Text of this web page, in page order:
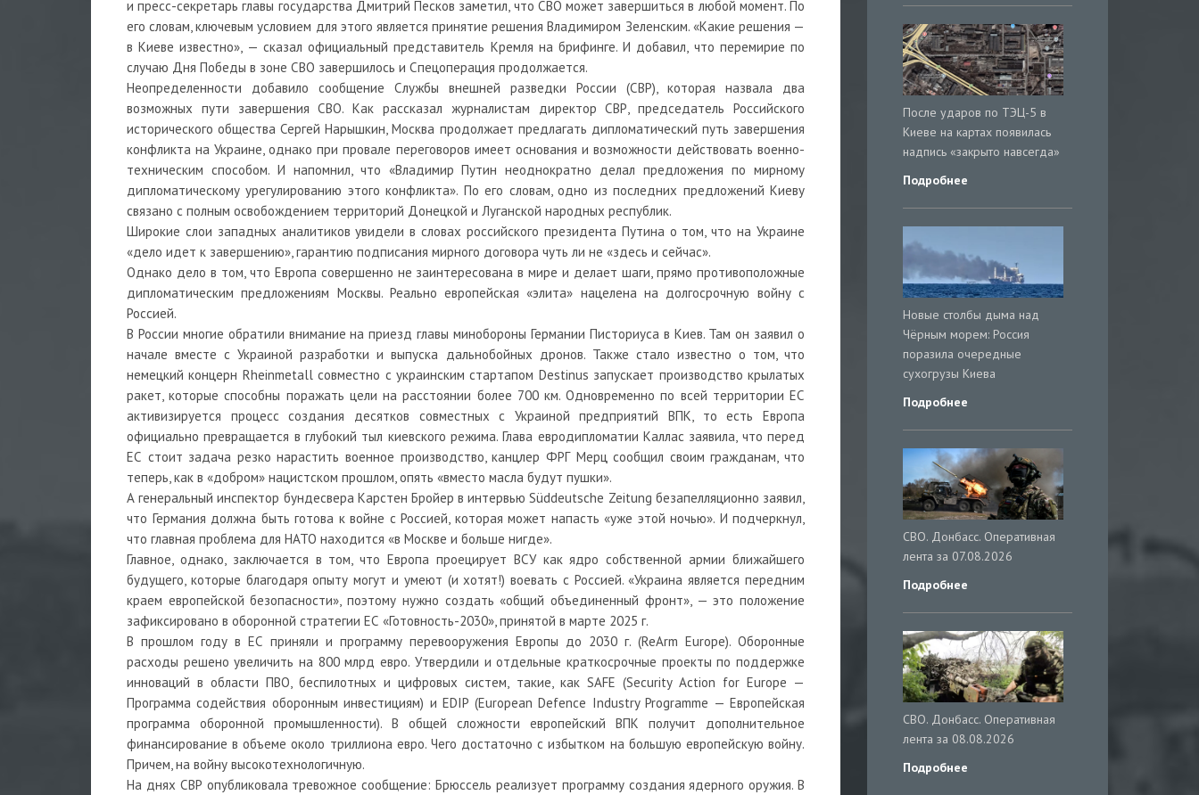
и пресс-секретарь главы государства Дмитрий Песков заметил, что СВО может завершиться в любой момент. По
его словам, ключевым условием для этого является принятие решения Владимиром Зеленским. «Какие решения —
в Киеве известно», — сказал официальный представитель Кремля на брифинге. И добавил, что перемирие по
случаю Дня Победы в зоне СВО завершилось и Спецоперация продолжается.
Неопределенности добавило сообщение Службы внешней разведки России (СВР), которая назвала два
возможных пути завершения СВО. Как рассказал журналистам директор СВР, председатель Российского
исторического общества Сергей Нарышкин, Москва продолжает предлагать дипломатический путь завершения
конфликта на Украине, однако при провале переговоров имеет основания и возможности действовать военно-
техническим способом. И напомнил, что «Владимир Путин неоднократно делал предложения по мирному
дипломатическому урегулированию этого конфликта». По его словам, одно из последних предложений Киеву
связано с полным освобождением территорий Донецкой и Луганской народных республик.
Широкие слои западных аналитиков увидели в словах российского президента Путина о том, что на Украине
«дело идет к завершению», гарантию подписания мирного договора чуть ли не «здесь и сейчас».
Однако дело в том, что Европа совершенно не заинтересована в мире и делает шаги, прямо противоположные
дипломатическим предложениям Москвы. Реально европейская «элита» нацелена на долгосрочную войну с
Россией.
В России многие обратили внимание на приезд главы минобороны Германии Писториуса в Киев. Там он заявил о
начале вместе с Украиной разработки и выпуска дальнобойных дронов. Также стало известно о том, что
немецкий концерн Rheinmetall совместно с украинским стартапом Destinus запускает производство крылатых
ракет, которые способны поражать цели на расстоянии более 700 км. Одновременно по всей территории ЕС
активизируется процесс создания десятков совместных с Украиной предприятий ВПК, то есть Европа
официально превращается в глубокий тыл киевского режима. Глава евродипломатии Каллас заявила, что перед
ЕС стоит задача резко нарастить военное производство, канцлер ФРГ Мерц сообщил своим гражданам, что
теперь, как в «добром» нацистском прошлом, опять «вместо масла будут пушки».
А генеральный инспектор бундесвера Карстен Бройер в интервью Süddeutsche Zeitung безапелляционно заявил,
что Германия должна быть готова к войне с Россией, которая может напасть «уже этой ночью». И подчеркнул,
что главная проблема для НАТО находится «в Москве и больше нигде».
Главное, однако, заключается в том, что Европа проецирует ВСУ как ядро собственной армии ближайшего
будущего, которые благодаря опыту могут и умеют (и хотят!) воевать с Россией. «Украина является передним
краем европейской безопасности», поэтому нужно создать «общий объединенный фронт», — это положение
зафиксировано в оборонной стратегии ЕС «Готовность-2030», принятой в марте 2025 г.
В прошлом году в ЕС приняли и программу перевооружения Европы до 2030 г. (ReArm Europe). Оборонные
расходы решено увеличить на 800 млрд евро. Утвердили и отдельные краткосрочные проекты по поддержке
инноваций в области ПВО, беспилотных и цифровых систем, такие, как SAFE (Security Action for Europe —
Программа содействия оборонным инвестициям) и EDIP (European Defence Industry Programme — Европейская
программа оборонной промышленности). В общей сложности европейский ВПК получит дополнительное
финансирование в объеме около триллиона евро. Чего достаточно с избытком на большую европейскую войну.
Причем, на войну высокотехнологичную.
На днях СВР опубликовала тревожное сообщение: Брюссель реализует программу создания ядерного оружия. В
После ударов по ТЭЦ-5 в
Киеве на картах появилась
надпись «закрыто навсегда»
Подробнее
Новые столбы дыма над
Чёрным морем: Россия
поразила очередные
сухогрузы Киева
Подробнее
СВО. Донбасс. Оперативная
лента за 07.08.2026
Подробнее
СВО. Донбасс. Оперативная
лента за 08.08.2026
Подробнее